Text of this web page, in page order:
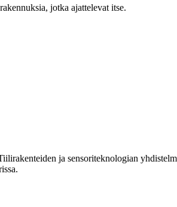
jotka ajattelevat itse.
ja sensoriteknologian